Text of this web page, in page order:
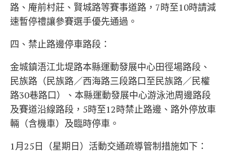
路、庵前村莊、賢城路等賽事道路，7時至10時請減
速暫停禮讓參賽選手優先通過。
四、禁止路邊停車路段：
金城鎮浯江北堤路本縣運動發展中心田徑場路段、
民族路（民族路／西海路三段路口至民族路／民權
路30巷路口）、本縣運動發展中心游泳池周邊路段
及賽道沿線路段，5時至12時禁止路邊、路外停放車
輛（含機車）及臨時停車。
1月25日（星期日）活動交通疏導管制措施如下：